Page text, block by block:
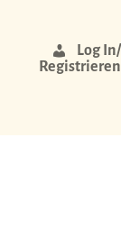
Log In/
Registrieren